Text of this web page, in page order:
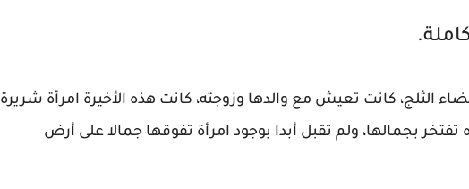
الثلج، كانت تعيش مع والدها وزوجته، كانت هذه الأخيرة امرأة شريرة
بجمالها، ولم تقبل أبدا بوجود امرأة تفوقها جمالا على أرض